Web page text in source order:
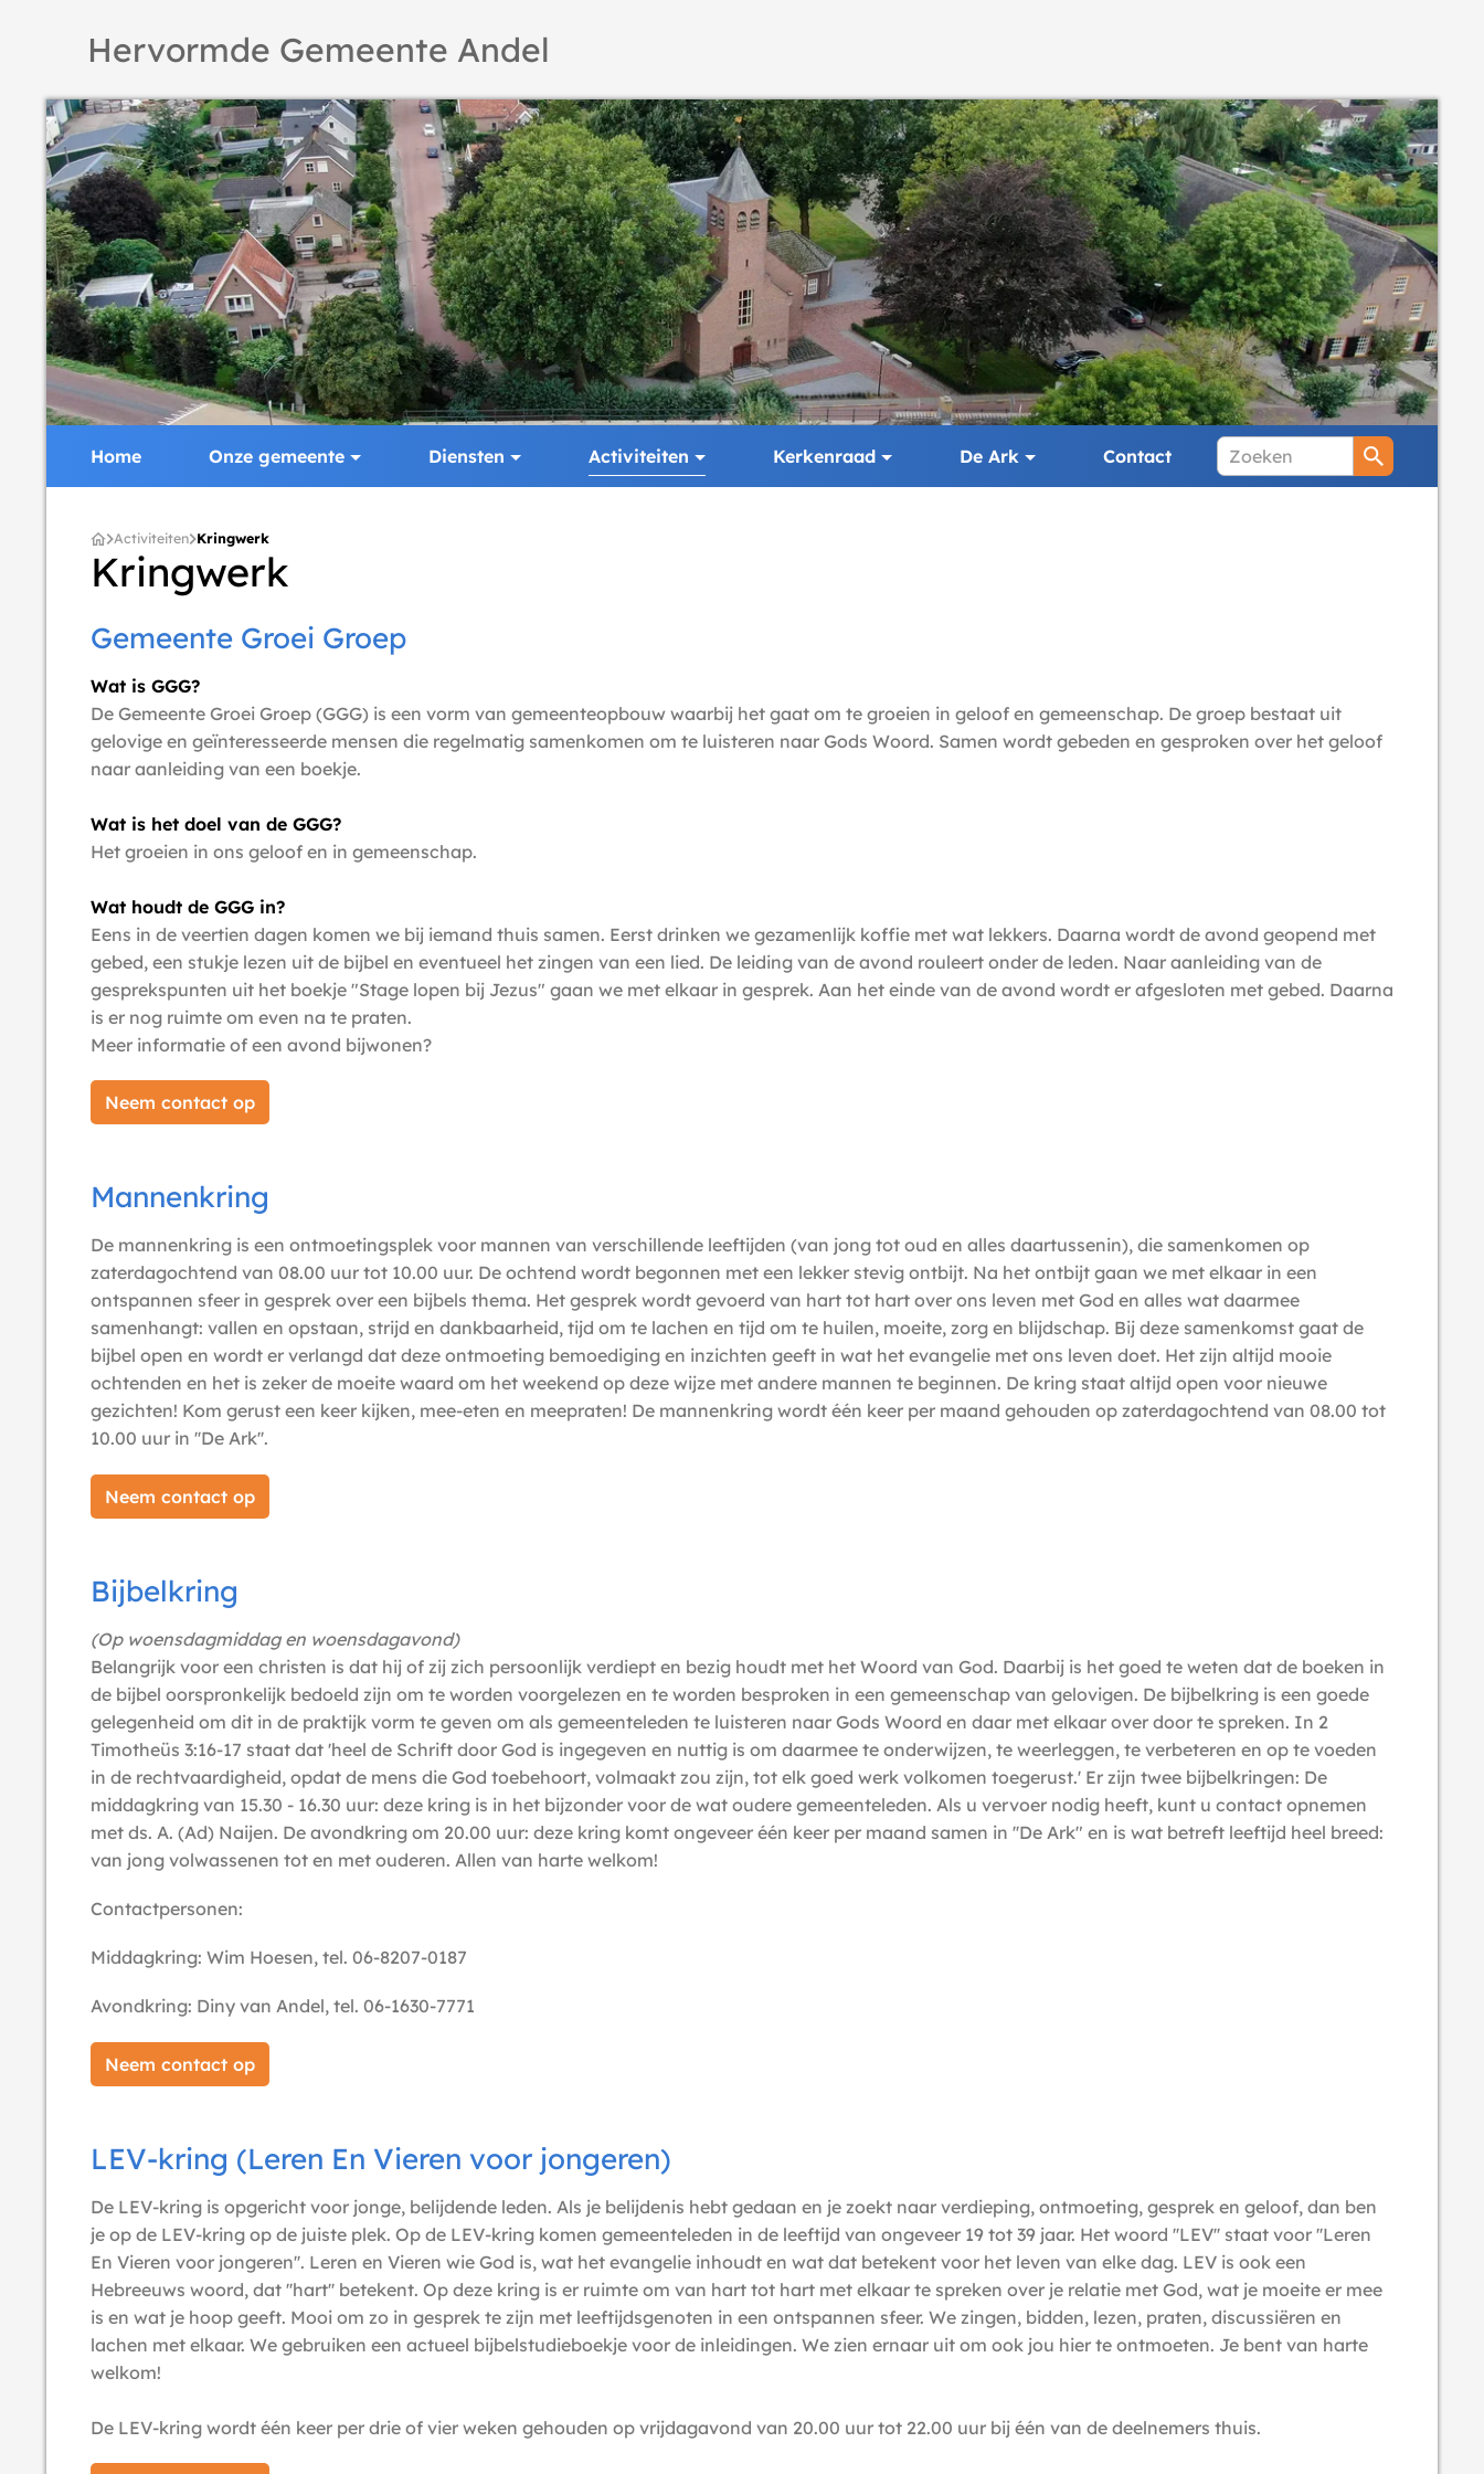
Hervormde Gemeente Andel
Home Onze gemeente Diensten Activiteiten Kerkenraad De Ark Contact
Activiteiten Kringwerk
Kringwerk
Gemeente Groei Groep
Wat is GGG?
De Gemeente Groei Groep (GGG) is een vorm van gemeenteopbouw waarbij het gaat om te groeien in geloof en gemeenschap. De groep bestaat uit
gelovige en geïnteresseerde mensen die regelmatig samenkomen om te luisteren naar Gods Woord. Samen wordt gebeden en gesproken over het geloof
naar aanleiding van een boekje.
Wat is het doel van de GGG?
Het groeien in ons geloof en in gemeenschap.
Wat houdt de GGG in?
Eens in de veertien dagen komen we bij iemand thuis samen. Eerst drinken we gezamenlijk koffie met wat lekkers. Daarna wordt de avond geopend met
gebed, een stukje lezen uit de bijbel en eventueel het zingen van een lied. De leiding van de avond rouleert onder de leden. Naar aanleiding van de
gesprekspunten uit het boekje "Stage lopen bij Jezus" gaan we met elkaar in gesprek. Aan het einde van de avond wordt er afgesloten met gebed. Daarna
is er nog ruimte om even na te praten.
Meer informatie of een avond bijwonen?
Neem contact op
Mannenkring
De mannenkring is een ontmoetingsplek voor mannen van verschillende leeftijden (van jong tot oud en alles daartussenin), die samenkomen op
zaterdagochtend van 08.00 uur tot 10.00 uur. De ochtend wordt begonnen met een lekker stevig ontbijt. Na het ontbijt gaan we met elkaar in een
ontspannen sfeer in gesprek over een bijbels thema. Het gesprek wordt gevoerd van hart tot hart over ons leven met God en alles wat daarmee
samenhangt: vallen en opstaan, strijd en dankbaarheid, tijd om te lachen en tijd om te huilen, moeite, zorg en blijdschap. Bij deze samenkomst gaat de
bijbel open en wordt er verlangd dat deze ontmoeting bemoediging en inzichten geeft in wat het evangelie met ons leven doet. Het zijn altijd mooie
ochtenden en het is zeker de moeite waard om het weekend op deze wijze met andere mannen te beginnen. De kring staat altijd open voor nieuwe
gezichten! Kom gerust een keer kijken, mee-eten en meepraten! De mannenkring wordt één keer per maand gehouden op zaterdagochtend van 08.00 tot
10.00 uur in ''De Ark''.
Neem contact op
Bijbelkring
(Op woensdagmiddag en woensdagavond)
Belangrijk voor een christen is dat hij of zij zich persoonlijk verdiept en bezig houdt met het Woord van God. Daarbij is het goed te weten dat de boeken in
de bijbel oorspronkelijk bedoeld zijn om te worden voorgelezen en te worden besproken in een gemeenschap van gelovigen. De bijbelkring is een goede
gelegenheid om dit in de praktijk vorm te geven om als gemeenteleden te luisteren naar Gods Woord en daar met elkaar over door te spreken. In 2
Timotheüs 3:16-17 staat dat 'heel de Schrift door God is ingegeven en nuttig is om daarmee te onderwijzen, te weerleggen, te verbeteren en op te voeden
in de rechtvaardigheid, opdat de mens die God toebehoort, volmaakt zou zijn, tot elk goed werk volkomen toegerust.' Er zijn twee bijbelkringen: De
middagkring van 15.30 - 16.30 uur: deze kring is in het bijzonder voor de wat oudere gemeenteleden. Als u vervoer nodig heeft, kunt u contact opnemen
met ds. A. (Ad) Naijen. De avondkring om 20.00 uur: deze kring komt ongeveer één keer per maand samen in ''De Ark" en is wat betreft leeftijd heel breed:
van jong volwassenen tot en met ouderen. Allen van harte welkom!
Contactpersonen:
Middagkring: Wim Hoesen, tel. 06-8207-0187
Avondkring: Diny van Andel, tel. 06-1630-7771
Neem contact op
LEV-kring (Leren En Vieren voor jongeren)
De LEV-kring is opgericht voor jonge, belijdende leden. Als je belijdenis hebt gedaan en je zoekt naar verdieping, ontmoeting, gesprek en geloof, dan ben
je op de LEV-kring op de juiste plek. Op de LEV-kring komen gemeenteleden in de leeftijd van ongeveer 19 tot 39 jaar. Het woord ''LEV'' staat voor ''Leren
En Vieren voor jongeren''. Leren en Vieren wie God is, wat het evangelie inhoudt en wat dat betekent voor het leven van elke dag. LEV is ook een
Hebreeuws woord, dat ''hart'' betekent. Op deze kring is er ruimte om van hart tot hart met elkaar te spreken over je relatie met God, wat je moeite er mee
is en wat je hoop geeft. Mooi om zo in gesprek te zijn met leeftijdsgenoten in een ontspannen sfeer. We zingen, bidden, lezen, praten, discussiëren en
lachen met elkaar. We gebruiken een actueel bijbelstudieboekje voor de inleidingen. We zien ernaar uit om ook jou hier te ontmoeten. Je bent van harte
welkom!
De LEV-kring wordt één keer per drie of vier weken gehouden op vrijdagavond van 20.00 uur tot 22.00 uur bij één van de deelnemers thuis.